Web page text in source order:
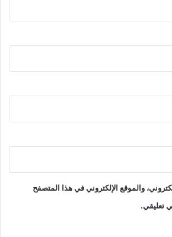
والموقع الإلكتروني في هذا المتصفح
تعليقي.